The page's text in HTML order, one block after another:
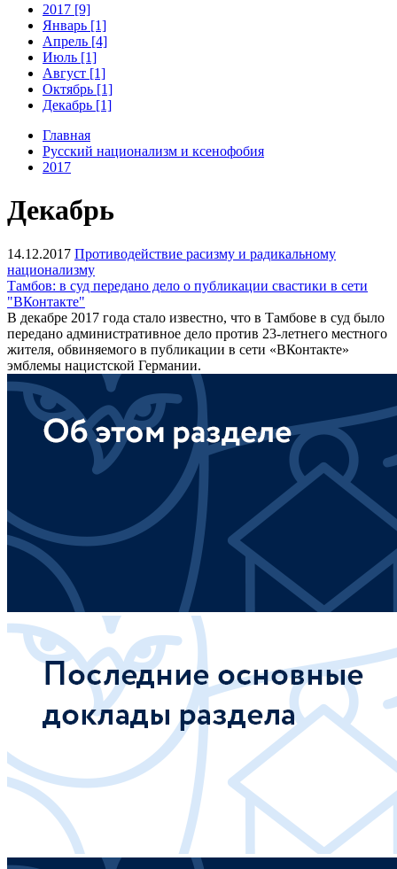
2017 [9]
Январь [1]
Апрель [4]
Июль [1]
Август [1]
Октябрь [1]
Декабрь [1]
Главная
Русский национализм и ксенофобия
2017
Декабрь
14.12.2017 Противодействие расизму и радикальному
национализму
Тамбов: в суд передано дело о публикации свастики в сети
"ВКонтакте"
В декабре 2017 года стало известно, что в Тамбове в суд было
передано административное дело против 23-летнего местного
жителя, обвиняемого в публикации в сети «ВКонтакте»
эмблемы нацистской Германии.